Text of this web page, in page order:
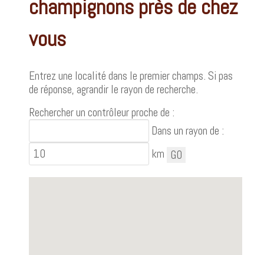
champignons près de chez
vous
Entrez une localité dans le premier champs. Si pas
de réponse, agrandir le rayon de recherche.
Rechercher un contrôleur proche de :
Dans un rayon de :
km